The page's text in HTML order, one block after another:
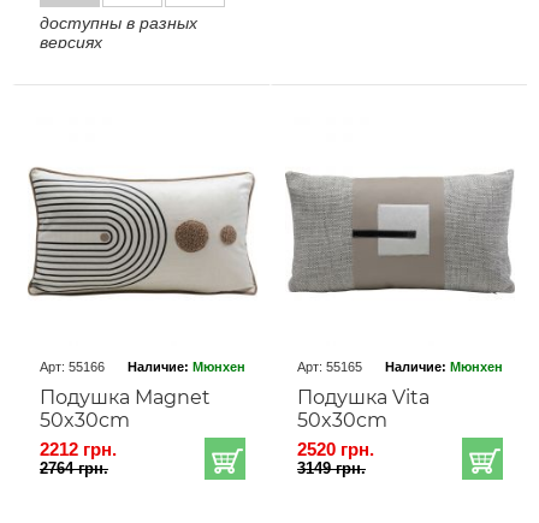
доступны в разных
версиях
Арт: 55166 Наличие: Мюнхен
Подушка Magnet
50x30cm
2212 грн.
2764 грн.
Арт: 55165 Наличие: Мюнхен
Подушка Vita
50x30cm
2520 грн.
3149 грн.